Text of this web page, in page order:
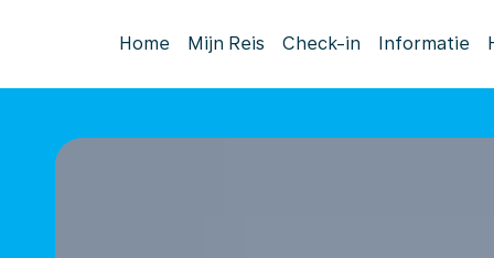
Home Mijn Reis Check-in Informatie